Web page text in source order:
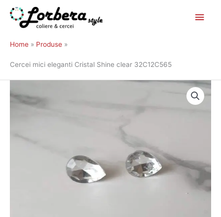
Skip
content
Home Produse
Cercei mici eleganti Cristal Shine clear 32C12C565